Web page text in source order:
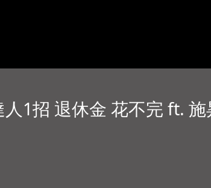
1招 退休金 花不完 ft.